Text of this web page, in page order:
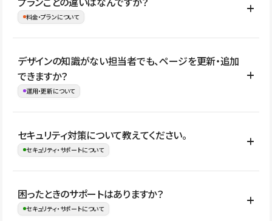
イト全体のデザインや設定がそのまま移行されるわけではないた
め、移行後にページ構成やデザイン、CMS設計、URL・リダイレク
理、セキュリティ確認、既存システムとの連携など、個別の要件が
ない段階でも、お問い合わせください。
お問合せはこちら
料金・プランについて
公開ページ数、バージョン履歴の期間、CMS利用数の上限、権限
管理の有無などがプランごとに異なります。詳しくは料金プランペ
ージをご覧ください。
デザインの知識がない担当者でも、ページを更新・追加
できますか？
運用・更新について
はい。CMSやコンポーネントを活用して更新範囲を設計しておく
ことで、デザインを崩しにくい状態で運用できます。 さらにコン
ながらレイアウトに影響を与えずに更新作業を進めやすくなりま
す。
セキュリティ対策について教えてください。
セキュリティ・サポートについて
Studioでは、公開サイトやサービスを安全に利用できるよう、通信
の暗号化、データ保護、アクセス管理、脆弱性対策など、複数の観
困ったときのサポートはありますか？
セキュリティ・サポートについて